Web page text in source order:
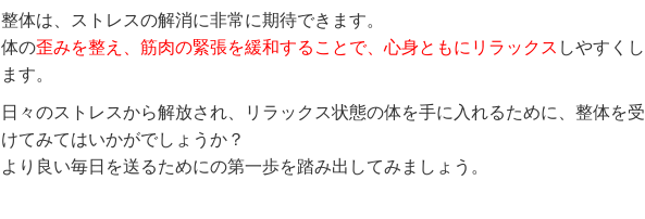
整体は、ストレスの解消に非常に期待できます。
体の歪みを整え、筋肉の緊張を緩和することで、心身ともにリラックス しやすくし
ます。
日々のストレスから解放され、リラックス状態の体を手に入れるために、整体を受
けてみてはいかがでしょうか？
より良い毎日を送るためにの第一歩を踏み出してみましょう。